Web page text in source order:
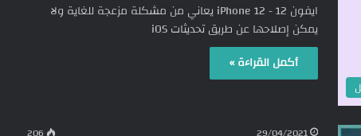
ايفون 12 - iPhone 12 يعاني من مشكلة مزعجة للغاية ولا
يمكن إصلاحها عن طريق تحديثات iOS
أكمل القراءة »